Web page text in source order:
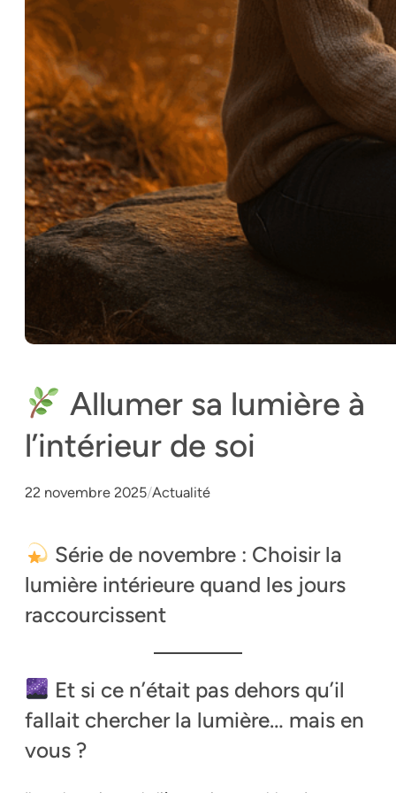
Allumer sa lumière à
l’intérieur de soi
22 novembre 2025/Actualité
Série de novembre : Choisir la
lumière intérieure quand les jours
raccourcissent
Et si ce n’était pas dehors qu’il
fallait chercher la lumière… mais en
vous ?